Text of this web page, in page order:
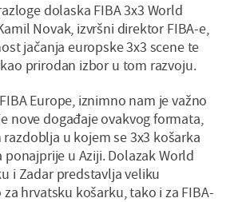
dolaska FIBA 3x3 World
Novak, izvršni direktor FIBA-e,
jačanja europske 3x3 scene te
prirodan izbor u tom razvoju.
Europe, iznimno nam je važno
nove događaje ovakvog formata,
u kojem se 3x3 košarka
ponajprije u Aziji. Dolazak World
i Zadar predstavlja veliku
hrvatsku košarku, tako i za FIBA-